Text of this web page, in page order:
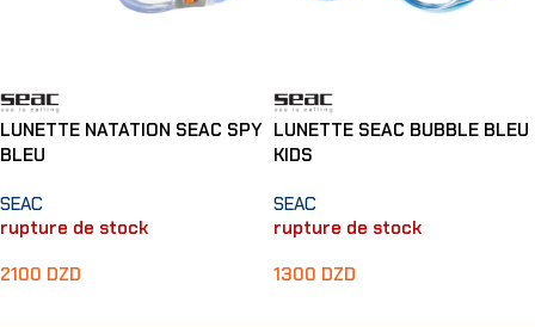
LUNETTE NATATION SEAC SPY
BLEU
SEAC
rupture de stock
2100 DZD
LUNETTE SEAC BUBBLE BLEU
KIDS
SEAC
rupture de stock
1300 DZD